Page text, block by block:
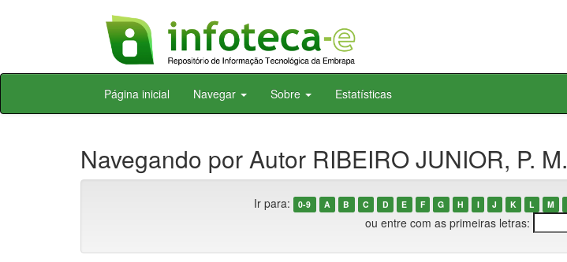
Skip
Página inicial Navegar Sobre Estatísticas
Navegando por Autor RIBEIRO JUNIOR, P. M.
Ir para: 0-9 A B C D E F G H I J K L M
ou entre com as primeiras letras: